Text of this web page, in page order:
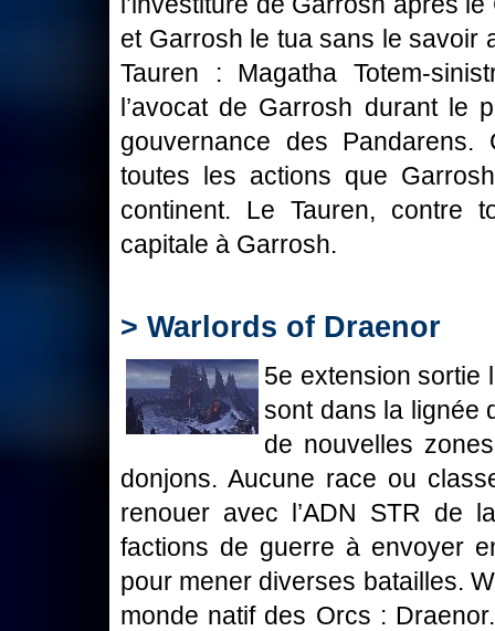
et Garrosh le tua sans le savoir
Tauren : Magatha Totem-
l’avocat de Garrosh durant le
gouvernance des
toutes les actions que
continent. Le Tauren, contre
capitale à Garrosh.
> Warlords of Draenor
5e extension sortie
sont dans la lignée
de nouvelles
donjons. Aucune race ou
renouer avec l’ADN STR de
factions de guerre à envoyer
pour mener diverses batailles.
monde natif des Orcs :